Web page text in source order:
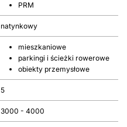
PRM
natynkowy
mieszkaniowe
parkingi i ścieżki rowerowe
obiekty przemysłowe
5
3000 - 4000